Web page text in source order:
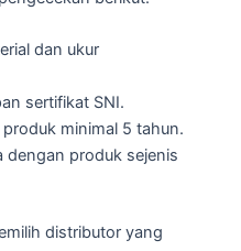
dan ukur
sertifikat SNI.
minimal 5 tahun.
dengan produk sejenis
distributor yang